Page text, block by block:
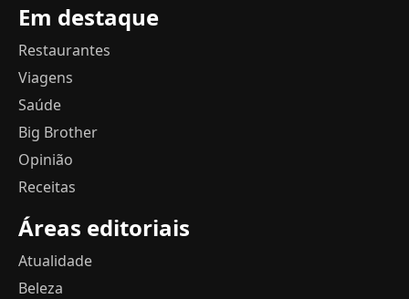
Em destaque
Restaurantes
Viagens
Saúde
Big Brother
Opinião
Receitas
Áreas editoriais
Atualidade
Beleza